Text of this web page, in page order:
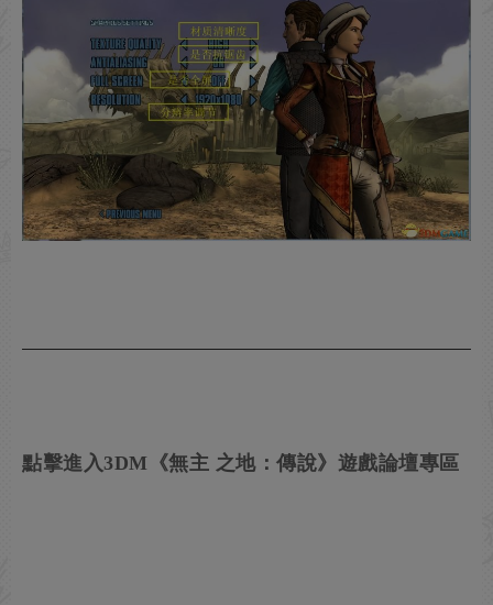
點擊進入3DM《無主 之地：傳說》遊戲論壇專區